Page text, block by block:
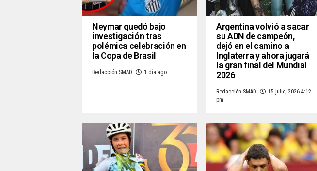
Neymar quedó bajo
investigación tras
polémica celebración en
la Copa de Brasil
Redacción SMAD 1 día ago
Argentina volvió a sacar
su ADN de campeón,
dejó en el camino a
Inglaterra y ahora jugará
la gran final del Mundial
2026
Redacción SMAD
15 julio, 2026 4:12
pm